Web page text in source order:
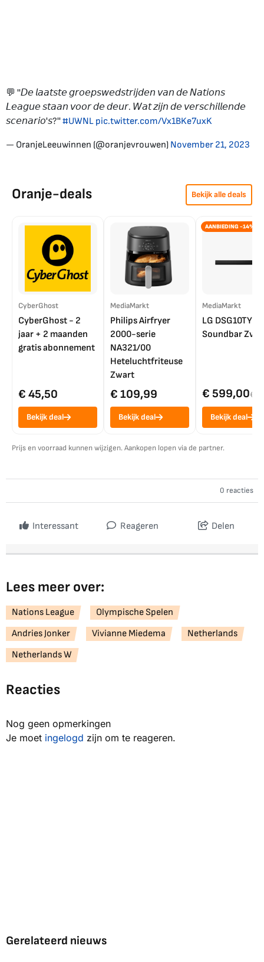
💬 ''𝘋𝘦 𝘭𝘢𝘢𝘵𝘴𝘵𝘦 𝘨𝘳𝘰𝘦𝘱𝘴𝘸𝘦𝘥𝘴𝘵𝘳𝘪𝘫𝘥𝘦𝘯 𝘷𝘢𝘯 𝘥𝘦 𝘕𝘢𝘵𝘪𝘰𝘯𝘴
𝘓𝘦𝘢𝘨𝘶𝘦 𝘴𝘵𝘢𝘢𝘯 𝘷𝘰𝘰𝘳 𝘥𝘦 𝘥𝘦𝘶𝘳. 𝘞𝘢𝘵 𝘻𝘪𝘫𝘯 𝘥𝘦 𝘷𝘦𝘳𝘴𝘤𝘩𝘪𝘭𝘭𝘦𝘯𝘥𝘦
𝘴𝘤𝘦𝘯𝘢𝘳𝘪𝘰'𝘴?''#UWNL pic.twitter.com/Vx1BKe7uxK
— OranjeLeeuwinnen (@oranjevrouwen) November 21, 2023
Oranje-deals Bekijk alle deals
CyberGhost
CyberGhost - 2
jaar + 2 maanden
gratis abonnement
€ 45,50
Bekijk deal
MediaMarkt
Philips Airfryer
2000-serie
NA321/00
Heteluchtfriteuse
Zwart
€ 109,99
Bekijk deal
AANBIEDING -14%
MediaMarkt
LG DSG10TY
Soundbar
€ 599,00€
Bekijk deal
Prijs en voorraad kunnen wijzigen. Aankopen lopen via de partner.
0 reacties
Interessant Reageren Delen
Lees meer over:
Nations League
Olympische Spelen
Andries Jonker
Vivianne Miedema
Netherlands
Netherlands W
Reacties
Nog geen opmerkingen
Je moet ingelogd zijn om te reageren.
Gerelateerd nieuws